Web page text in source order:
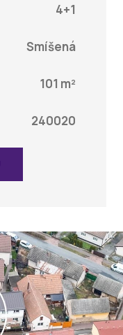
4+1
Smíšená
101 m²
240020